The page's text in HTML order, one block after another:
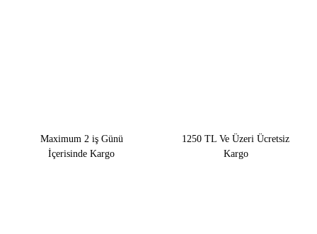
Maximum 2 iş Günü
İçerisinde Kargo
1250 TL Ve Üzeri Ücretsiz
Kargo